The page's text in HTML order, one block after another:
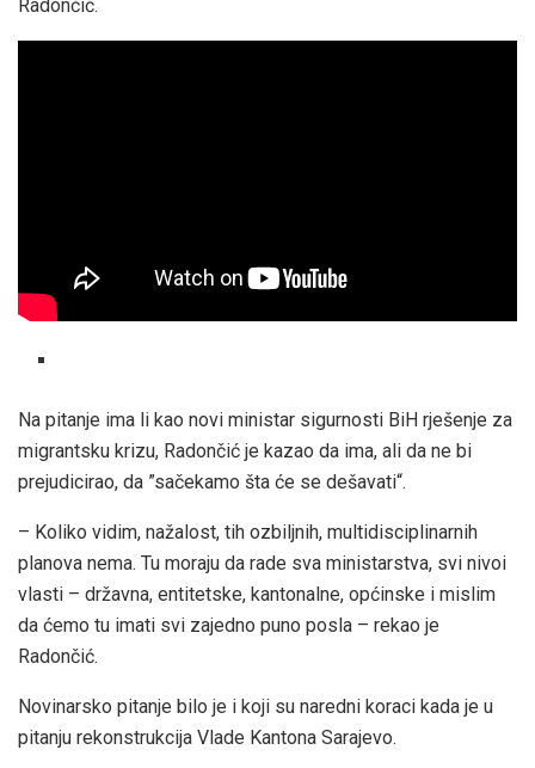
Radončić.
Na pitanje ima li kao novi ministar sigurnosti BiH rješenje za
migrantsku krizu, Radončić je kazao da ima, ali da ne bi
prejudicirao, da ”sačekamo šta će se dešavati“.
– Koliko vidim, nažalost, tih ozbiljnih, multidisciplinarnih
planova nema. Tu moraju da rade sva ministarstva, svi nivoi
vlasti – državna, entitetske, kantonalne, općinske i mislim
da ćemo tu imati svi zajedno puno posla – rekao je
Radončić.
Novinarsko pitanje bilo je i koji su naredni koraci kada je u
pitanju rekonstrukcija Vlade Kantona Sarajevo.